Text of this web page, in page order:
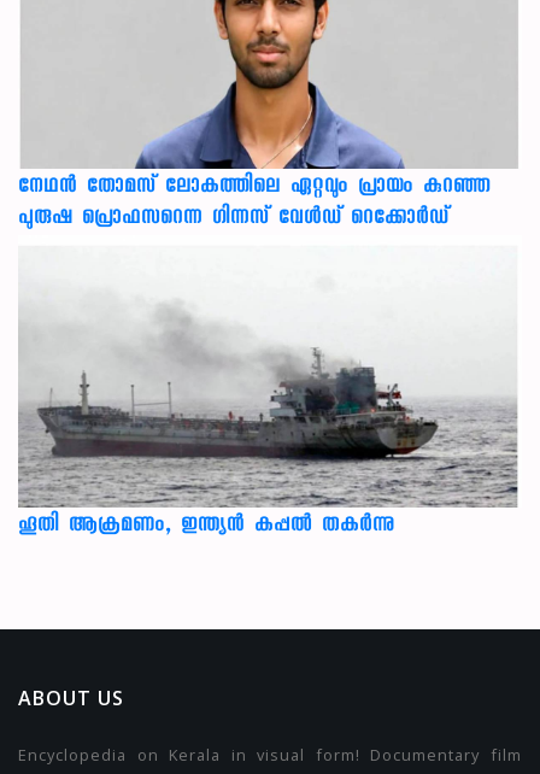
നേഥന്‍ തോമസ് ലോകത്തിലെ ഏറ്റവും പ്രായം കുറഞ്ഞ
പുരുഷ പ്രൊഫസറെന്ന ഗിന്നസ് വേള്‍ഡ് റെക്കോര്‍ഡ്
ഹൂതി ആക്രമണം, ഇന്ത്യൻ കപ്പൽ തകർന്നു
ABOUT US
Encyclopedia on Kerala in visual form! Documentary film